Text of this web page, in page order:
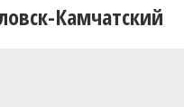
Камчатский